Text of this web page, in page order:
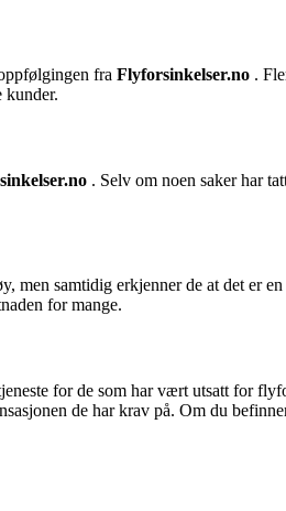
fra Flyforsinkelser.no .
kunder.
. Selv om noen saker har
men samtidig erkjenner de at det er
for mange.
for de som har vært utsatt for
de har krav på. Om du